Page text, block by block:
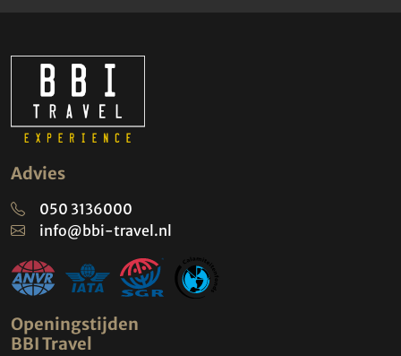
Advies
050 3136000
info@bbi-travel.nl
Openingstijden
BBI Travel